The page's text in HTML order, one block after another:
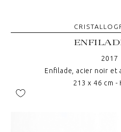
2017
Enfilade, acier noir et
213 x 46 cm -